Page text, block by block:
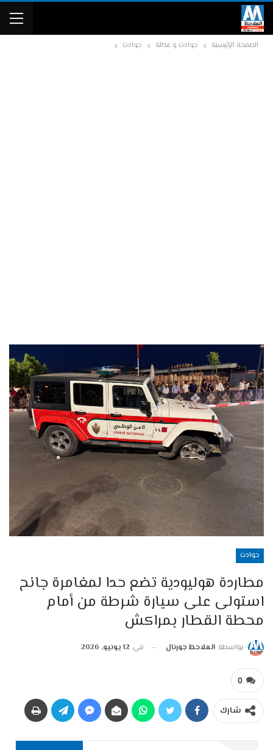
الصفحة الرئيسية حوادث و عدالة حوادث
حوادث
مطاردة هوليودية تضع حدا لمغامرة جانح
استولى على سيارة شرطة من أمام
محطة القطار بمراكش
بواسطة الملاحظ جورنال في 12 يونيو, 2026
0
شارك